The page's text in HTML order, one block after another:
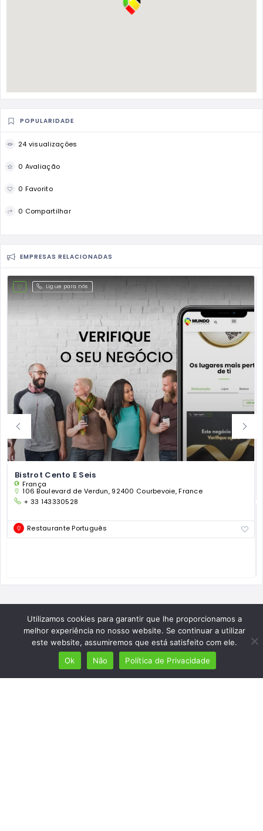
POPULARIDADE
24 visualizações
0 Avaliação
0 Favorito
0 Compartilhar
EMPRESAS RELACIONADAS
Ligue para nós
Bistrot Cento E Seis
França
106 Boulevard de Verdun, 92400 Courbevoie, France
+ 33 143330528
Restaurante Português
Utilizamos cookies para garantir que lhe proporcionamos a
melhor experiência no nosso website. Se continuar a utilizar
este website, assumiremos que está satisfeito com ele.
Ok
Não Política de Privacidade